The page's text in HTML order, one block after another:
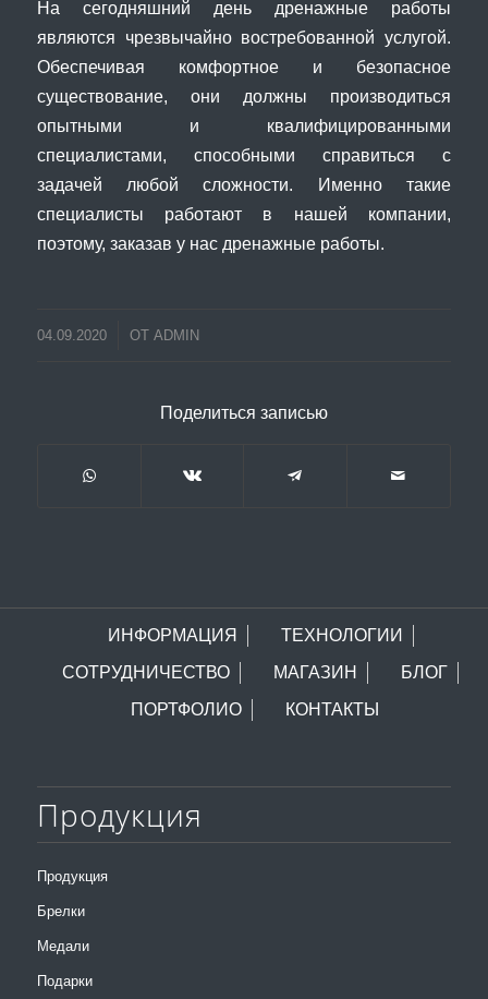
На сегодняшний день дренажные работы
являются чрезвычайно востребованной услугой.
Обеспечивая комфортное и безопасное
существование, они должны производиться
опытными и квалифицированными
специалистами, способными справиться с
задачей любой сложности. Именно такие
специалисты работают в нашей компании,
поэтому, заказав у нас дренажные работы.
04.09.2020 ОТ ADMIN
Поделиться записью
ИНФОРМАЦИЯ
ТЕХНОЛОГИИ
СОТРУДНИЧЕСТВО
МАГАЗИН
БЛОГ
ПОРТФОЛИО
КОНТАКТЫ
Продукция
Продукция
Брелки
Медали
Подарки